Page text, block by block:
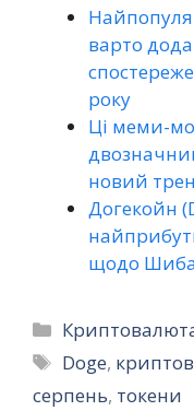
варто
року
Ці меми-
новий
Догекойн
щодо Шиба-
Категорії
Позначки
Doge,
серпень, токени